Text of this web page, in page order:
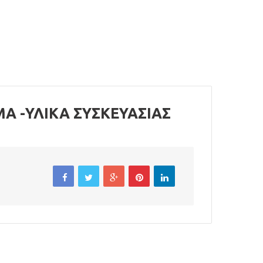
-ΥΛΙΚΆ ΣΥΣΚΕΥΑΣΊΑΣ